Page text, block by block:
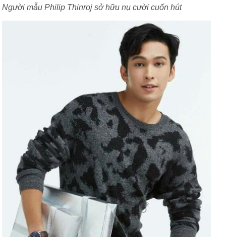
Người mẫu Philip Thinroj sở hữu nụ cười cuốn hút